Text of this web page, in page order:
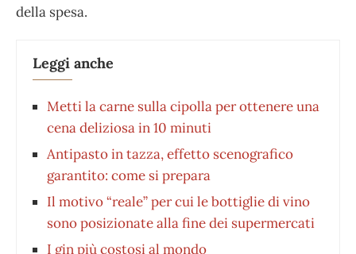
della spesa.
Leggi anche
Metti la carne sulla cipolla per ottenere una
cena deliziosa in 10 minuti
Antipasto in tazza, effetto scenografico
garantito: come si prepara
Il motivo “reale” per cui le bottiglie di vino
sono posizionate alla fine dei supermercati
I gin più costosi al mondo